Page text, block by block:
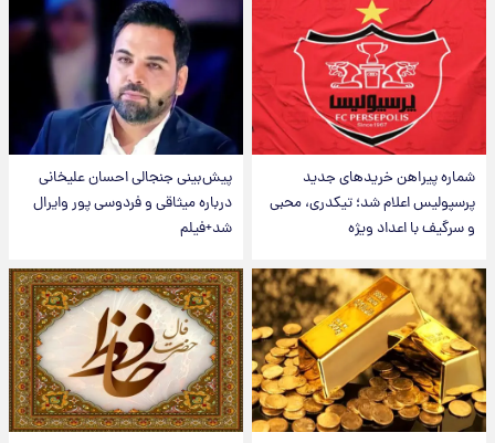
شماره پیراهن خریدهای جدید
پرسپولیس اعلام شد؛ تیکدری، محبی
و سرگیف با اعداد ویژه
پیش‌بینی جنجالی احسان علیخانی
درباره میثاقی و فردوسی پور وایرال
شد+فیلم